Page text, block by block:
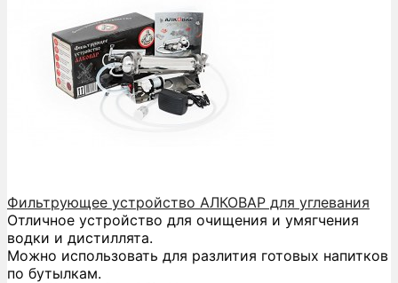
Фильтрующее устройство АЛКОВАР для углевания
Отличное устройство для очищения и умягчения
водки и дистиллята.
Можно использовать для разлития готовых напитков
по бутылкам.